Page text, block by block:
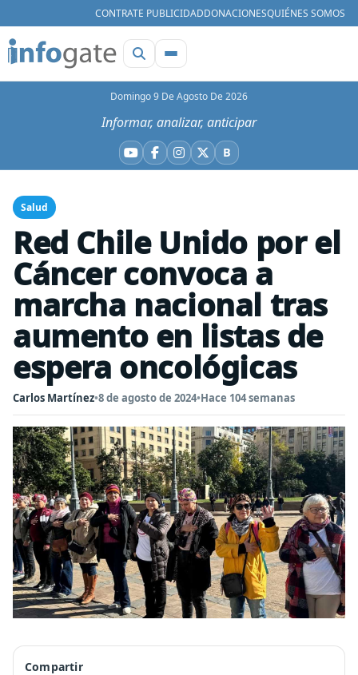
CONTRATE PUBLICIDADDONACIONESQUIÉNES SOMOS
Domingo 9 De Agosto De 2026
Informar, analizar, anticipar
YouTube
Facebook
Instagram
X BBluesky
Salud
Red Chile Unido por el
Cáncer convoca a
marcha nacional tras
aumento en listas de
espera oncológicas
Carlos Martínez•8 de agosto de 2024•Hace 104 semanas
Compartir